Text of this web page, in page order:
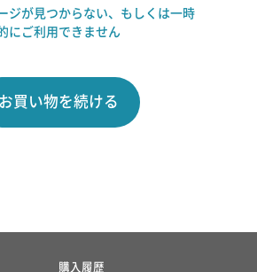
ジが見つからない、もしくは一時
にご利用できません
お買い物を続ける
購入履歴